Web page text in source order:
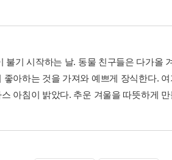
불기 시작하는 날. 동물 친구들은 다가올
좋아하는 것을 가져와 예쁘게 장식한다.
아침이 밝았다. 추운 겨울을 따뜻하게